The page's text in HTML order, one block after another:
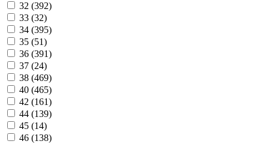
32 (392)
33 (32)
34 (395)
35 (51)
36 (391)
37 (24)
38 (469)
40 (465)
42 (161)
44 (139)
45 (14)
46 (138)